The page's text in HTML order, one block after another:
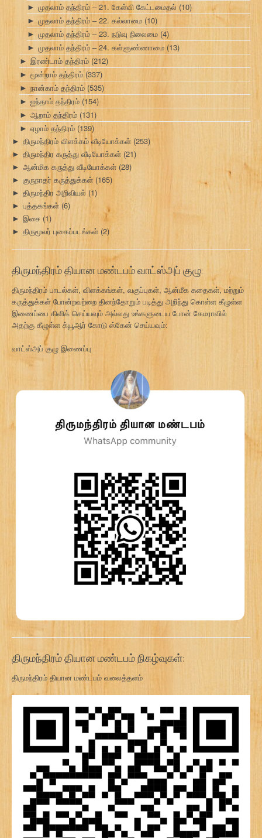
► முதலாம் தந்திரம் – 21. கேள்வி கேட்டமைதல் (10)
► முதலாம் தந்திரம் – 22. கல்லாமை (10)
► முதலாம் தந்திரம் – 23. நடுவு நிலைமை (4)
► முதலாம் தந்திரம் – 24. கள்ளுண்ணாமை (13)
► இரண்டாம் தந்திரம் (212)
► மூன்றாம் தந்திரம் (337)
► நான்காம் தந்திரம் (535)
► ஐந்தாம் தந்திரம் (154)
► ஆறாம் தந்திரம் (131)
► ஏழாம் தந்திரம் (139)
► திருமந்திரம் விளக்கம் வீடியோக்கள் (253)
► திருமந்திர கருத்து வீடியோக்கள் (21)
► ஆன்மிக கருத்து வீடியோக்கள் (28)
► குருநாதர் கருத்துக்கள் (165)
► திருமந்திர அறிவியல் (1)
► புத்தகங்கள் (6)
► இசை (1)
► திருமூலர் புகைப்படங்கள் (2)
திருமந்திரம் தியான மண்டபம் வாட்ஸ்அப் குழு:
திருமந்திரம் பாடல்கள், விளக்கங்கள், வகுப்புகள், ஆன்மீக கதைகள், மற்றும்
கருத்துக்கள் போன்றவற்றை தினந்தோறும் படித்து அறிந்து கொள்ள கீழுள்ள
இணைப்பை கிளிக் செய்யவும் அல்லது உங்களுடைய போன் கேமராவில்
அதற்கு கீழுள்ள க்யூஆர் கோடு ஸ்கேன் செய்யவும்:
வாட்ஸ்அப் குழு இணைப்பு
திருமந்திரம் தியான மண்டபம் நிகழ்வுகள்:
திருமந்திரம் தியான மண்டபம் வலைத்தளம்